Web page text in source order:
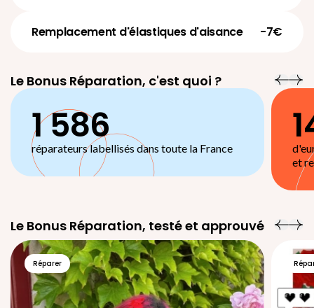
Remplacement d'élastiques d'aisance -7€
Le Bonus Réparation, c'est quoi ?
1 586
réparateurs labellisés dans toute la France
et
Le Bonus Réparation, testé et approuvé
Réparer